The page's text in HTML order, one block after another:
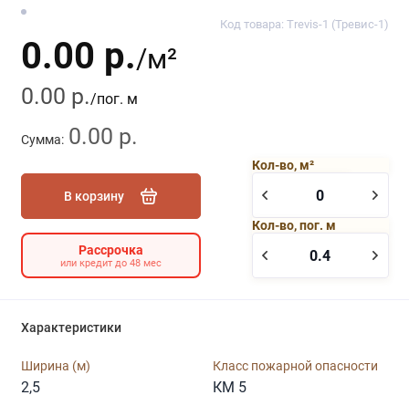
Код товара: Trevis-1 (Тревис-1)
0.00 р./м²
0.00 р./пог. м
Сумма: 0.00 р.
В корзину
Кол-во, м²
Кол-во, пог. м
Рассрочка
или кредит до 48 мес
Характеристики
Ширина (м)
2,5
Класс пожарной опасности
КМ 5